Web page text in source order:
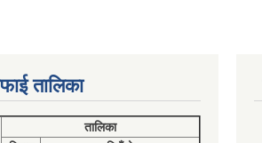
तालिका
तालिका